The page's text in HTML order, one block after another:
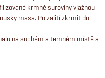
krmné suroviny vlažnou
masa. Po zalití zkrmit do
na suchém a temném místě a